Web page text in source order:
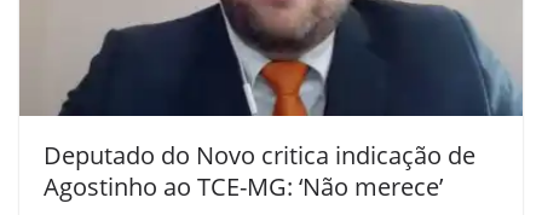
Deputado do Novo critica indicação de
Agostinho ao TCE-MG: ‘Não merece’